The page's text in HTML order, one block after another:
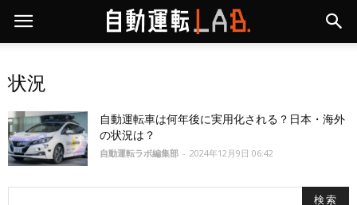
状況
自動運転車は何年後に実用化される？日本・海外
の状況は？
自動運転ラボ編集部 - 2024年12月9日 06:42